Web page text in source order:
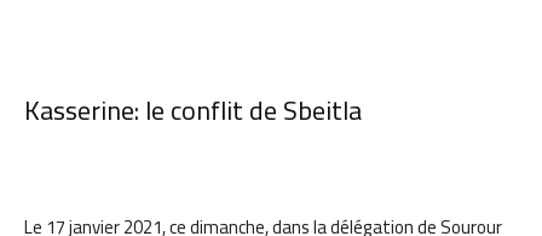
Kasserine: le conflit de Sbeitla
Le 17 janvier 2021, ce dimanche, dans la délégation de Sourour